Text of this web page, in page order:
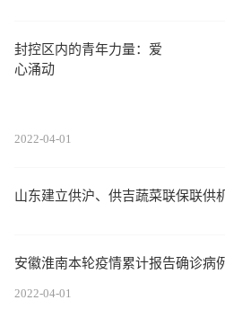
封控区内的青年力量：爱
心涌动
2022-04-01
山东建立供沪、供吉蔬菜联保联供
安徽淮南本轮疫情累计报告确诊病
2022-04-01